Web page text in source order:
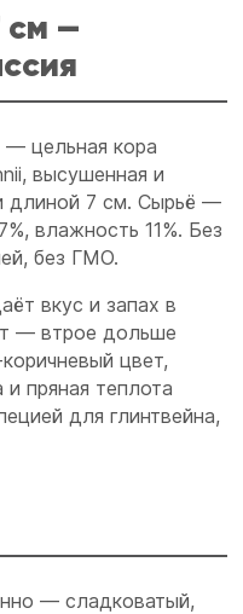
см —
цельная кора
высушенная и
длиной 7 см. Сырьё —
влажность 11%. Без
без ГМО.
вкус и запах в
— втрое дольше
цвет,
пряная теплота
для глинтвейна,
— сладковатый,